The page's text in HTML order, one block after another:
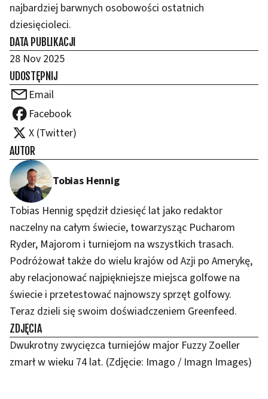
najbardziej barwnych osobowości ostatnich
dziesięcioleci.
DATA PUBLIKACJI
28 Nov 2025
UDOSTĘPNIJ
Email
Facebook
X (Twitter)
AUTOR
Tobias Hennig
Tobias Hennig spędził dziesięć lat jako redaktor
naczelny na całym świecie, towarzysząc Pucharom
Ryder, Majorom i turniejom na wszystkich trasach.
Podróżował także do wielu krajów od Azji po Amerykę,
aby relacjonować najpiękniejsze miejsca golfowe na
świecie i przetestować najnowszy sprzęt golfowy.
Teraz dzieli się swoim doświadczeniem Greenfeed.
ZDJĘCIA
Dwukrotny zwycięzca turniejów major Fuzzy Zoeller
zmarł w wieku 74 lat. (Zdjęcie: Imago / Imagn Images)